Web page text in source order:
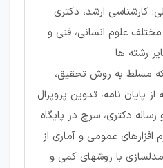
کارشناسی ارشد، دکتری
علوم انسانی، فنی و
رشته ها
مسلط به روش تحقیق،
از پایان نامه، تدوین پروپزال
رساله دکتری، سرچ در پایگاه
افزارهای عمومی و آماری از
با روشهای کمی و